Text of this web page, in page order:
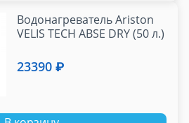
Водонагреватель Ariston
VELIS TECH ABSE DRY (50 л.)
23390 ₽